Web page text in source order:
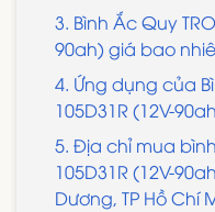
3. Bình Ắc Quy
90ah) giá bao
4. Ứng dụng của
105D31R (12V-
5. Địa chỉ mua
105D31R (12V-
Dương, TP Hồ Chí